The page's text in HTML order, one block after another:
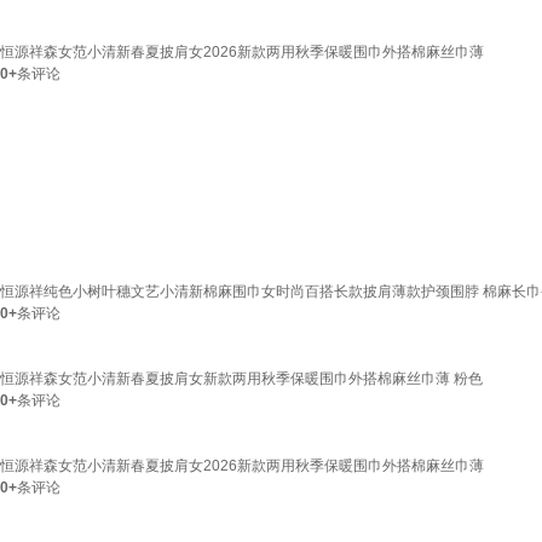
恒源祥森女范小清新春夏披肩女2026新款两用秋季保暖围巾外搭棉麻丝巾薄
0+条评论
恒源祥纯色小树叶穗文艺小清新棉麻围巾女时尚百搭长款披肩薄款护颈围脖 棉麻长
0+条评论
恒源祥森女范小清新春夏披肩女新款两用秋季保暖围巾外搭棉麻丝巾薄 粉色
0+条评论
恒源祥森女范小清新春夏披肩女2026新款两用秋季保暖围巾外搭棉麻丝巾薄
0+条评论